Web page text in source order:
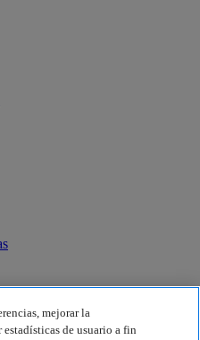
mejorar la
de usuario a fin